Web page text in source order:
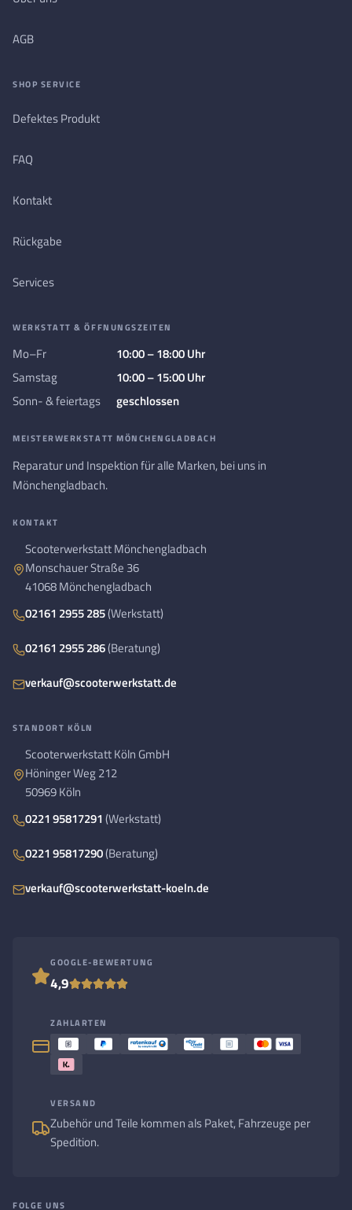
AGB
SHOP SERVICE
Defektes Produkt
FAQ
Kontakt
Rückgabe
Services
WERKSTATT & ÖFFNUNGSZEITEN
Mo–Fr
10:00 – 18:00 Uhr
Samstag
10:00 – 15:00 Uhr
Sonn- & feiertags
geschlossen
MEISTERWERKSTATT MÖNCHENGLADBACH
Reparatur und Inspektion für alle Marken, bei uns in
Mönchengladbach.
KONTAKT
Scooterwerkstatt Mönchengladbach
Monschauer Straße 36
41068 Mönchengladbach
02161 2955 285(Werkstatt)
02161 2955 286(Beratung)
verkauf@scooterwerkstatt.de
STANDORT KÖLN
Scooterwerkstatt Köln GmbH
Höninger Weg 212
50969 Köln
0221 95817291 (Werkstatt)
0221 95817290(Beratung)
verkauf@scooterwerkstatt-koeln.de
GOOGLE-BEWERTUNG
4,9
ZAHLARTEN
VERSAND
Zubehör und Teile kommen als Paket, Fahrzeuge per
Spedition.
FOLGE UNS